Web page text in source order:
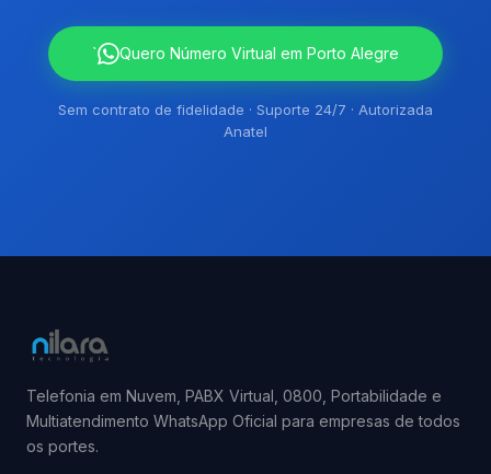
` Quero Número Virtual em Porto Alegre
Sem contrato de fidelidade · Suporte 24/7 · Autorizada
Anatel
Telefonia em Nuvem, PABX Virtual, 0800, Portabilidade e
Multiatendimento WhatsApp Oficial para empresas de todos
os portes.